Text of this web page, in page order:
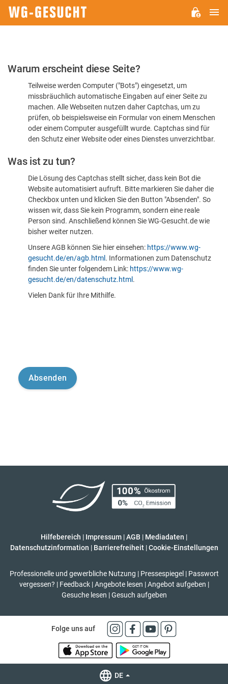
Bitte
dass
sind
Warum erscheint diese Seite?
Teilweise werden Computer ("Bots") eingesetzt, um
missbräuchlich automatische Eingaben auf einer Seite zu
machen. Alle Webseiten nutzen daher Captchas, um zu
prüfen, ob beispielsweise ein Formular von einem Menschen
oder einem Computer ausgefüllt wurde. Captchas sind für
den Schutz einer Website oder eines Dienstes unverzichtbar.
Was ist zu tun?
Die Lösung des Captchas stellt sicher, dass kein Bot die
Website automatisiert aufruft. Bitte markieren Sie daher die
Checkbox unten und klicken Sie den Button "Absenden". So
wissen wir, dass Sie kein Programm, sondern eine reale
Person sind. Anschließend können Sie WG-Gesucht.de wie
bisher weiter nutzen.
Unsere AGB können Sie hier einsehen: https://www.wg-
gesucht.de/en/agb.html . Informationen zum Datenschutz
finden Sie unter folgendem Link: https://www.wg-
gesucht.de/en/datenschutz.html .
Vielen Dank für Ihre Mithilfe.
Hilfebereich | Impressum |AGB | Mediadaten |
Datenschutzinformation | Barrierefreiheit | Cookie-Einstellungen
Professionelle und gewerbliche Nutzung | Pressespiegel | Passwort
vergessen? | Feedback | Angebote lesen | Angebot aufgeben |
Gesuche lesen | Gesuch aufgeben
Folge uns auf
DE